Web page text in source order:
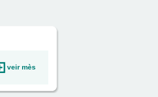
veir mès